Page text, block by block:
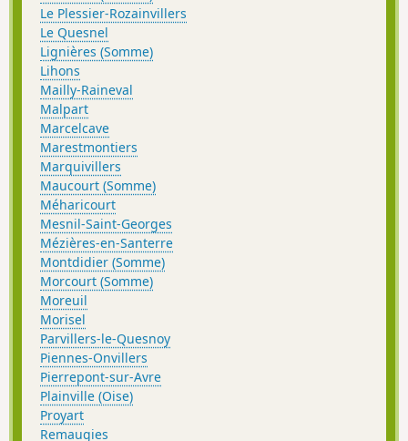
Le Plessier-Rozainvillers
Le Quesnel
Lignières (Somme)
Lihons
Mailly-Raineval
Malpart
Marcelcave
Marestmontiers
Marquivillers
Maucourt (Somme)
Méharicourt
Mesnil-Saint-Georges
Mézières-en-Santerre
Montdidier (Somme)
Morcourt (Somme)
Moreuil
Morisel
Parvillers-le-Quesnoy
Piennes-Onvillers
Pierrepont-sur-Avre
Plainville (Oise)
Proyart
Remaugies